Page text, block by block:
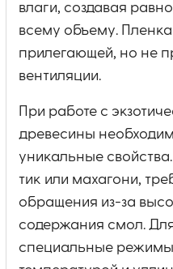
влаги, создавая
всему объему.
прилегающей, но не
вентиляции.
При работе с
древесины
уникальные
тик или махагони,
обращения из-за
содержания смол.
специальные